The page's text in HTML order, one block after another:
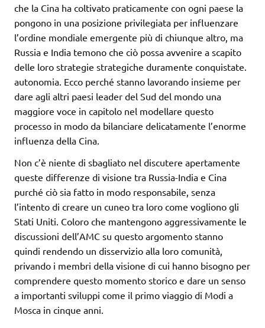
che la Cina ha coltivato praticamente con ogni paese la
pongono in una posizione privilegiata per influenzare
l’ordine mondiale emergente più di chiunque altro, ma
Russia e India temono che ciò possa avvenire a scapito
delle loro strategie strategiche duramente conquistate.
autonomia. Ecco perché stanno lavorando insieme per
dare agli altri paesi leader del Sud del mondo una
maggiore voce in capitolo nel modellare questo
processo in modo da bilanciare delicatamente l’enorme
influenza della Cina.
Non c’è niente di sbagliato nel discutere apertamente
queste differenze di visione tra Russia-India e Cina
purché ciò sia fatto in modo responsabile, senza
l’intento di creare un cuneo tra loro come vogliono gli
Stati Uniti. Coloro che mantengono aggressivamente le
discussioni dell’AMC su questo argomento stanno
quindi rendendo un disservizio alla loro comunità,
privando i membri della visione di cui hanno bisogno per
comprendere questo momento storico e dare un senso
a importanti sviluppi come il primo viaggio di Modi a
Mosca in cinque anni.